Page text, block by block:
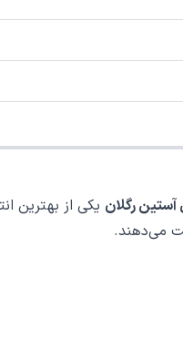
آستین رگلان یکی از بهترین